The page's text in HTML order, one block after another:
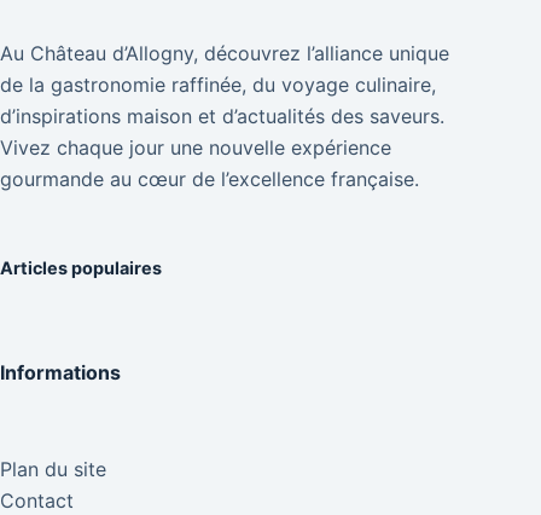
Au Château d’Allogny, découvrez l’alliance unique
de la gastronomie raffinée, du voyage culinaire,
d’inspirations maison et d’actualités des saveurs.
Vivez chaque jour une nouvelle expérience
gourmande au cœur de l’excellence française.
Articles populaires
Informations
Plan du site
Contact